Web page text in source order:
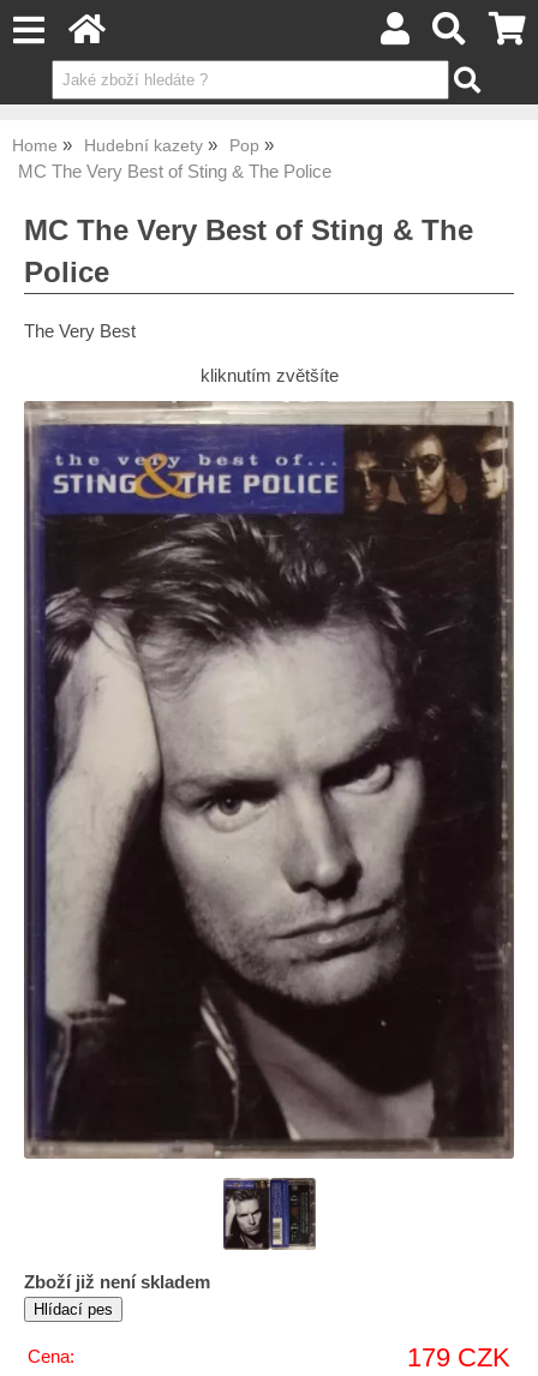
Home Hudební kazety Pop
MC The Very Best of Sting & The Police
MC The Very Best of Sting & The
Police
The Very Best
kliknutím zvětšíte
Zboží již není skladem
Cena: 179 CZK